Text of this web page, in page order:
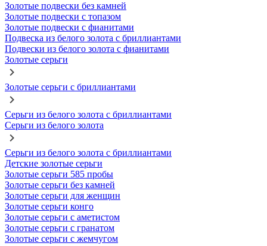
Золотые подвески без камней
Золотые подвески с топазом
Золотые подвески с фианитами
Подвеска из белого золота с бриллиантами
Подвески из белого золота с фианитами
Золотые серьги
Золотые серьги с бриллиантами
Серьги из белого золота с бриллиантами
Серьги из белого золота
Серьги из белого золота с бриллиантами
Детские золотые серьги
Золотые серьги 585 пробы
Золотые серьги без камней
Золотые серьги для женщин
Золотые серьги конго
Золотые серьги с аметистом
Золотые серьги с гранатом
Золотые серьги с жемчугом